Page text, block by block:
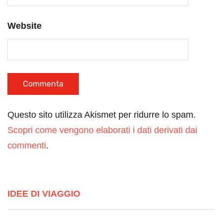
Website
Questo sito utilizza Akismet per ridurre lo spam.
Scopri come vengono elaborati i dati derivati dai
commenti.
IDEE DI VIAGGIO